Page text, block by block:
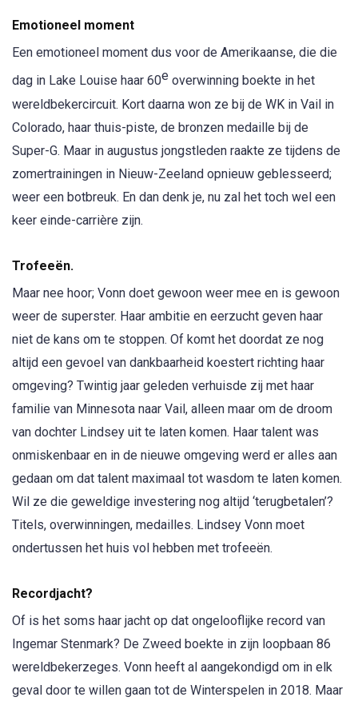
Emotioneel moment
Een emotioneel moment dus voor de Amerikaanse, die die
dag in Lake Louise haar 60e overwinning boekte in het
wereldbekercircuit. Kort daarna won ze bij de WK in Vail in
Colorado, haar thuis-piste, de bronzen medaille bij de
Super-G. Maar in augustus jongstleden raakte ze tijdens de
zomertrainingen in Nieuw-Zeeland opnieuw geblesseerd;
weer een botbreuk. En dan denk je, nu zal het toch wel een
keer einde-carrière zijn.
Trofeeën.
Maar nee hoor; Vonn doet gewoon weer mee en is gewoon
weer de superster. Haar ambitie en eerzucht geven haar
niet de kans om te stoppen. Of komt het doordat ze nog
altijd een gevoel van dankbaarheid koestert richting haar
omgeving? Twintig jaar geleden verhuisde zij met haar
familie van Minnesota naar Vail, alleen maar om de droom
van dochter Lindsey uit te laten komen. Haar talent was
onmiskenbaar en in de nieuwe omgeving werd er alles aan
gedaan om dat talent maximaal tot wasdom te laten komen.
Wil ze die geweldige investering nog altijd ‘terugbetalen’?
Titels, overwinningen, medailles. Lindsey Vonn moet
ondertussen het huis vol hebben met trofeeën.
Recordjacht?
Of is het soms haar jacht op dat ongelooflijke record van
Ingemar Stenmark? De Zweed boekte in zijn loopbaan 86
wereldbekerzeges. Vonn heeft al aangekondigd om in elk
geval door te willen gaan tot de Winterspelen in 2018. Maar